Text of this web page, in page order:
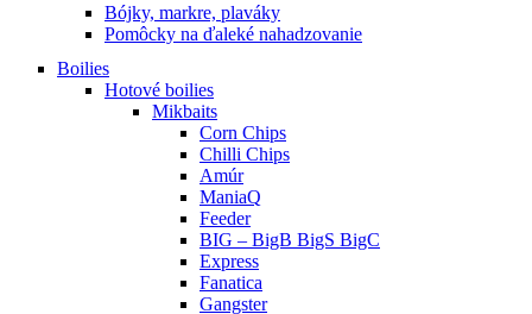
Bójky, markre, plaváky
Pomôcky na ďaleké nahadzovanie
Boilies
Hotové boilies
Mikbaits
Corn Chips
Chilli Chips
Amúr
ManiaQ
Feeder
BIG – BigB BigS BigC
Express
Fanatica
Gangster